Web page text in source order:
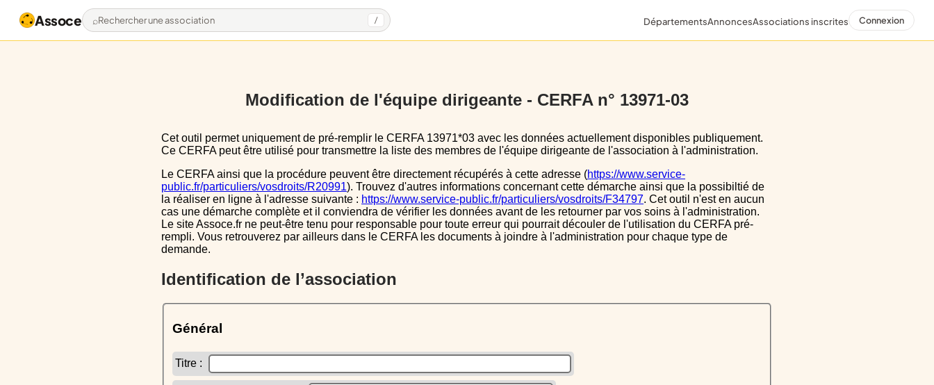
Assoce Rechercher une association / DépartementsAnnoncesAssociations inscrites Connexion
Modification de l'équipe dirigeante - CERFA n° 13971-03
Cet outil permet uniquement de pré-remplir le CERFA 13971*03 avec les données actuellement disponibles publiquement.
Ce CERFA peut être utilisé pour transmettre la liste des membres de l'équipe dirigeante de l'association à l'administration.
Le CERFA ainsi que la procédure peuvent être directement récupérés à cette adresse (https://www.service-
public.fr/particuliers/vosdroits/R20991). Trouvez d'autres informations concernant cette démarche ainsi que la possibiltié de
la réaliser en ligne à l'adresse suivante : https://www.service-public.fr/particuliers/vosdroits/F34797. Cet outil n'est en aucun
cas une démarche complète et il conviendra de vérifier les données avant de les retourner par vos soins à l'administration.
Le site Assoce.fr ne peut-être tenu pour responsable pour toute erreur qui pourrait découler de l'utilisation du CERFA pré-
rempli. Vous retrouverez par ailleurs dans le CERFA les documents à joindre à l'administration pour chaque type de
demande.
Identification de l’association
Général
Titre :